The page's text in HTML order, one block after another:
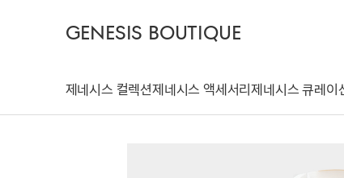
GENESIS BOUTIQUE
제네시스 컬렉션제네시스 액세서리제네시스 큐레이